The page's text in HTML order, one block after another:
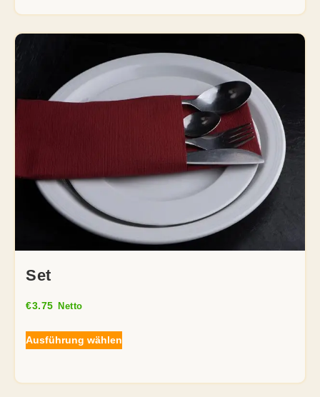
Set
€3.75 Netto
Ausführung wählen